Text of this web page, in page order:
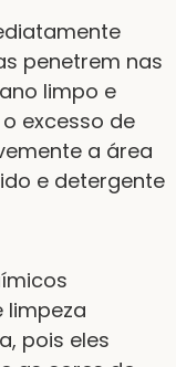
penetrem nas
limpo e
excesso de
a área
e detergente
limpeza
pois eles